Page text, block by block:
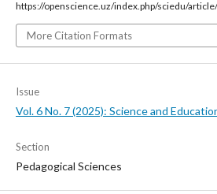
https://openscience.uz/index.php/sciedu/
More Citation Formats
Issue
Vol. 6 No. 7 (2025): Science and
Section
Pedagogical Sciences